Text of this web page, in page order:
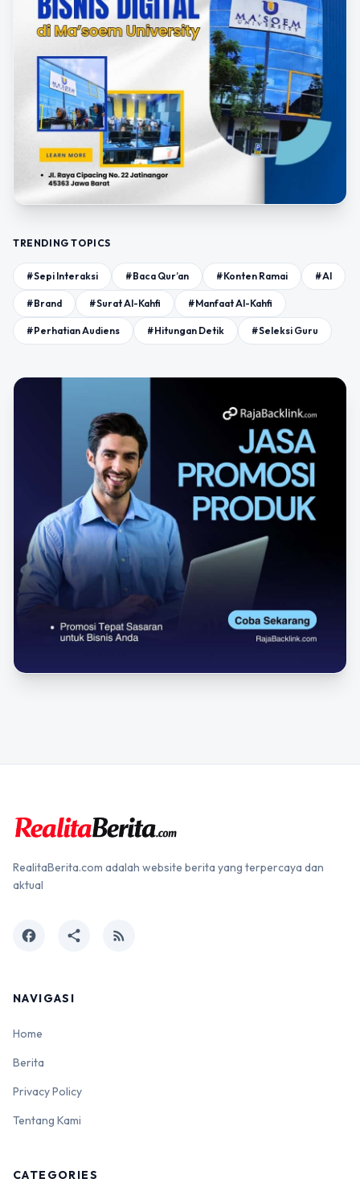
TRENDING TOPICS
#Sepi Interaksi #Baca Qur’an #Konten Ramai #AI
#Brand #Surat Al-Kahfi #Manfaat Al-Kahfi
#Perhatian Audiens #Hitungan Detik #Seleksi Guru
RealitaBerita.com adalah website berita yang terpercaya dan
aktual
facebook share rss_feed
NAVIGASI
Home
Berita
Privacy Policy
Tentang Kami
CATEGORIES